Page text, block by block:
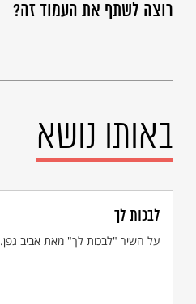
רוצה לשתף את העמוד זה?
באותו נושא
לבכות לך
על השיר "לבכות לך" מאת אביב גפן.